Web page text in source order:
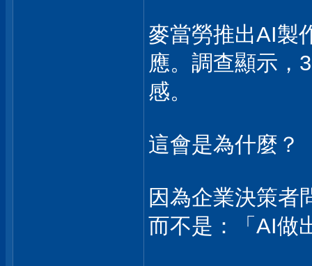
麥當勞推出AI製
應。調查顯示，
感。
這會是為什麼？
因為企業決策者
而不是：「AI做